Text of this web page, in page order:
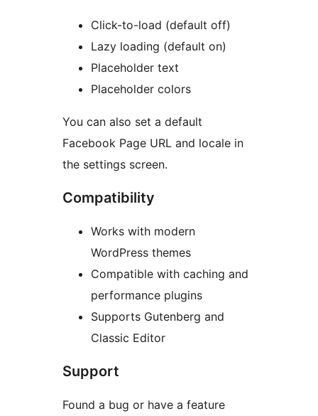
Click-to-load (default off)
Lazy loading (default on)
Placeholder text
Placeholder colors
You can also set a default
Facebook Page URL and locale in
the settings screen.
Compatibility
Works with modern
WordPress themes
Compatible with caching and
performance plugins
Supports Gutenberg and
Classic Editor
Support
Found a bug or have a feature